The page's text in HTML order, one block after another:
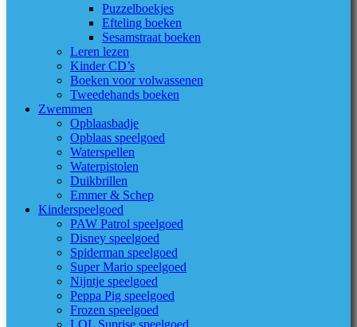
Puzzelboekjes
Efteling boeken
Sesamstraat boeken
Leren lezen
Kinder CD’s
Boeken voor volwassenen
Tweedehands boeken
Zwemmen
Opblaasbadje
Opblaas speelgoed
Waterspellen
Waterpistolen
Duikbrillen
Emmer & Schep
Kinderspeelgoed
PAW Patrol speelgoed
Disney speelgoed
Spiderman speelgoed
Super Mario speelgoed
Nijntje speelgoed
Peppa Pig speelgoed
Frozen speelgoed
LOL Suprise speelgoed